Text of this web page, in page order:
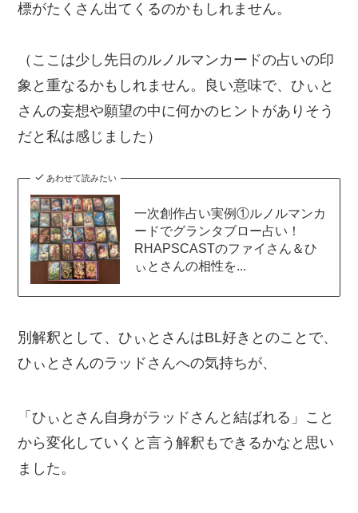
標がたくさん出てくるのかもしれません。
（ここは少し先日のルノルマンカードの占いの印
象と重なるかもしれません。良い意味で、ひぃと
さんの妄想や願望の中に何かのヒントがありそう
だと私は感じました）
あわせて読みたい
一次創作占い実例①ルノルマンカ
ードでグランタブロー占い！
RHAPSCASTのファイさん＆ひ
ぃとさんの相性を...
別解釈として、ひぃとさんはBL好きとのことで、
ひぃとさんのラッドさんへの気持ちが、
「ひぃとさん自身がラッドさんと結ばれる」こと
から変化していくと言う解釈もできるかなと思い
ました。